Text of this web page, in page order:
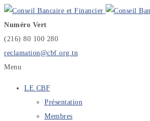
Numéro Vert
(216) 80 100 280
reclamation@cbf.org.tn
Menu
LE CBF
Présentation
Membres